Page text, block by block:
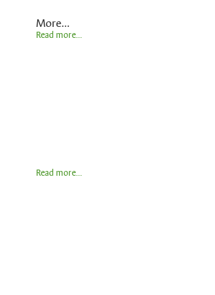
More...
Read more...
Read more...